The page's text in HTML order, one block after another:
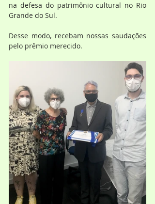
na defesa do patrimônio cultural no Rio
Grande do Sul.
Desse modo, recebam nossas saudações
pelo prêmio merecido.